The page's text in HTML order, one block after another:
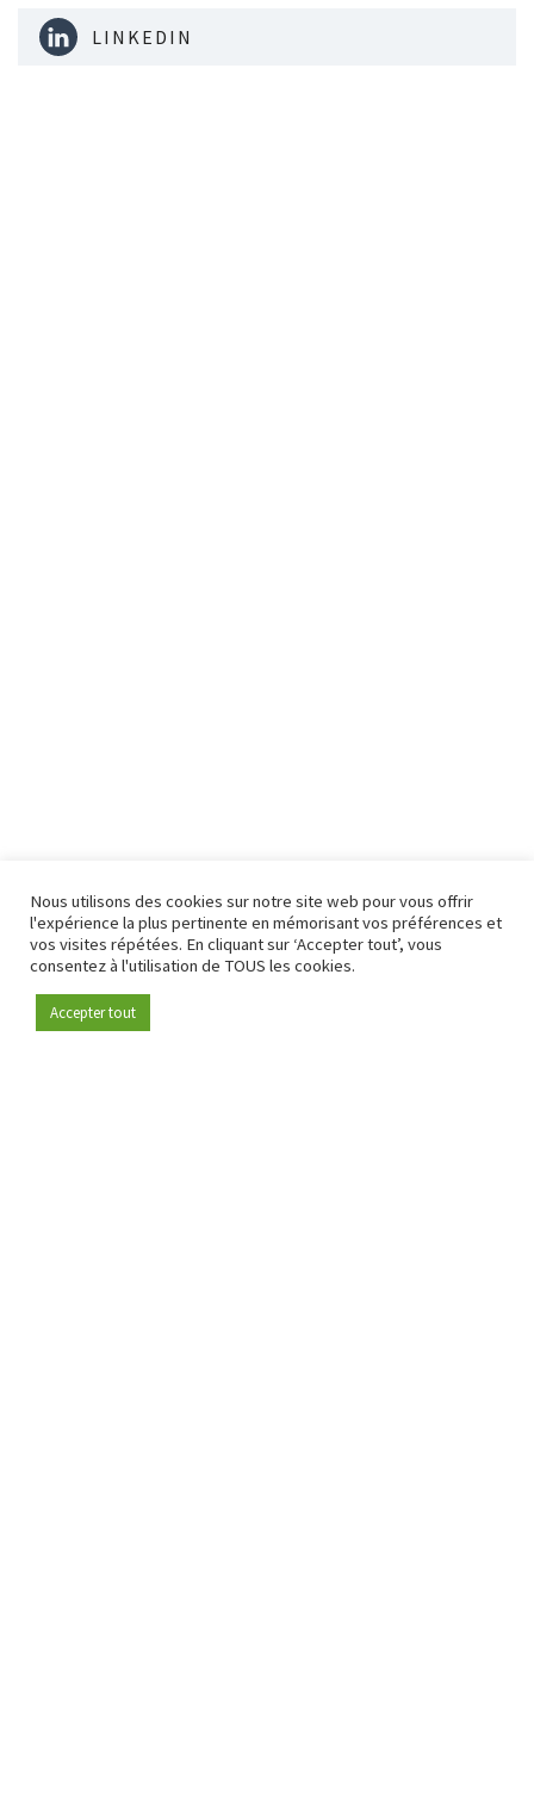
Devenez membre
LINKEDIN
Nous utilisons des cookies sur notre site web pour vous offrir
l'expérience la plus pertinente en mémorisant vos préférences et
vos visites répétées. En cliquant sur ‘Accepter tout’, vous
consentez à l'utilisation de TOUS les cookies.
Accepter tout